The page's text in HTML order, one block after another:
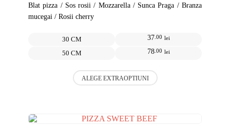
alese
în
pagina
Blat pizza / Sos rosii / Mozzarella / Sunca Praga / Branza
mucegai / Rosii cherry
30 CM 37.00 lei
50 CM 78.00 lei
Acest
produs
variații.
ALEGE EXTRAOPTIUNI